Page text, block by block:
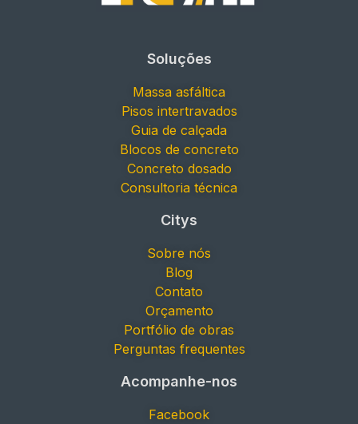
Soluções
Massa asfáltica
Pisos intertravados
Guia de calçada
Blocos de concreto
Concreto dosado
Consultoria técnica
Citys
Sobre nós
Blog
Contato
Orçamento
Portfólio de obras
Perguntas frequentes
Acompanhe-nos
Facebook